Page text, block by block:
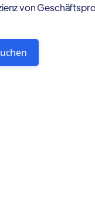
von